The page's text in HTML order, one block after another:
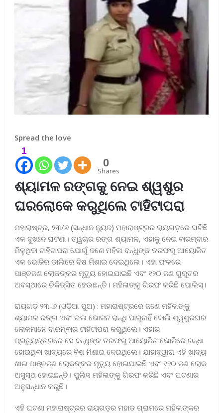
Spread the love
1
0
Shares
ଶ୍ୟାମଳ ରଙ୍ଗକୁ ନେଇ ଶ୍ୱଶୁର
ଘରଲୋକେ କରୁଥିଲେ ଟାହିଟାପରା
ମହାରାଷ୍ଟ୍ର, ୨୩/୬ (ସନ୍ଧାନ ନୁ୍ୟଜ) ମହାରାଷ୍ଟ୍ରର ରାୟଗଡ଼ରେ ଘଟିଛି
ଏକ ଦୁଖଃଦ ଘଟଣା। ତ୍ୱଚାର ରଙ୍ଗ ଶ୍ୟାମଳ, ଏହାକୁ ନେଇ ବାରମ୍ବାର
ମିଳୁଥିବା ଟାହିଟାପରା ଯୋଗୁଁ ଜଣେ ମହିଳା ବନ୍ଧୁଙ୍କ ତରଫରୁ ଆୟୋଜିତ
ଏକ ଭୋଜିର ଡାଲିରେ ବିଷ ମିଶାଇ ଦେଇଥିଲେ। ଏହା ଫଳରେ
ପାଞ୍ଚଜଣ ଲୋକଙ୍କର ମୃତ୍ୟୁ ହୋଇଯାଇଛି ଏବଂ ୧୨୦ ଜଣ ଗୁରୁତର
ଅବସ୍ଥାରେ ଚିକିତ୍ସିତ ହେଉଛନ୍ତି। ମହିଳାଙ୍କୁ ଗିରଫ କରିଛି ପୋଲିସ୍।
ରାୟଗଡ଼ ୨୩-୬ (ଓଡ଼ିଆ ପୁଅ) : ମହାରାଷ୍ଟ୍ରରେ ଜଣେ ମହିଳାଙ୍କୁ
ଶ୍ୟାମଳ ରଙ୍ଗ ଏବଂ ଭଲ ଭୋଜନ ରାନ୍ଧି ପାରୁନାହିଁ ବୋଲି ଶ୍ୱଶୁରଘର
ଲୋକମାନେ ବାରମ୍ବାର ଟାହିଟାପରା କରୁଥିଲେ। ଏହାର
ପ୍ରତ୍ୟୁତ୍ତରରେ ସେ ବନ୍ଧୁଙ୍କ ତରଫରୁ ଆୟୋଜିତ ଭୋଜିରେ ରନ୍ଧା
ହୋଇଥିବା ଖାଦ୍ୟରେ ବିଷ ମିଶାଇ ଦେଇଥିଲେ। ଯାହାଦ୍ୱାରା ଏହି ଖାଦ୍ୟ
ଖାଇ ପାଞ୍ଚଜଣ ଲୋକଙ୍କର ମୃତ୍ୟୁ ହୋଇଯାଇଛି ଏବଂ ୧୨୦ ଜଣ ଲୋକ
ଅସୁସ୍ଥ ହୋଇଛନ୍ତି। ପୁଲିସ ମହିଳାଙ୍କୁ ଗିରଫ କରିଛି ଏବଂ ଘଟଣାର
ଅନୁସନ୍ଧାନ କରୁଛି।
ଏହି ଘଟଣା ମହାରାଷ୍ଟ୍ରର ରାୟଗଡ଼ର ମହାଡ ଗ୍ରାମରେ ମହିଳାଙ୍କର